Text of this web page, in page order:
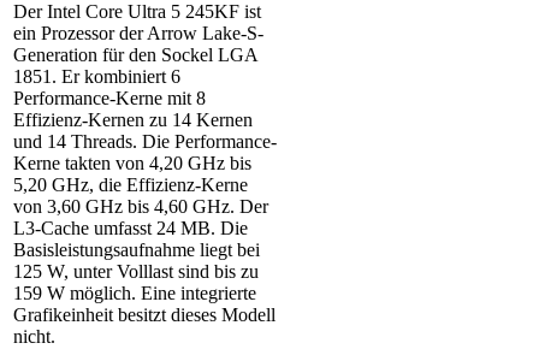
Der Intel Core Ultra 5 245KF ist
ein Prozessor der Arrow Lake-S-
Generation für den Sockel LGA
1851. Er kombiniert 6
Performance-Kerne mit 8
Effizienz-Kernen zu 14 Kernen
und 14 Threads. Die Performance-
Kerne takten von 4,20 GHz bis
5,20 GHz, die Effizienz-Kerne
von 3,60 GHz bis 4,60 GHz. Der
L3-Cache umfasst 24 MB. Die
Basisleistungsaufnahme liegt bei
125 W, unter Volllast sind bis zu
159 W möglich. Eine integrierte
Grafikeinheit besitzt dieses Modell
nicht.